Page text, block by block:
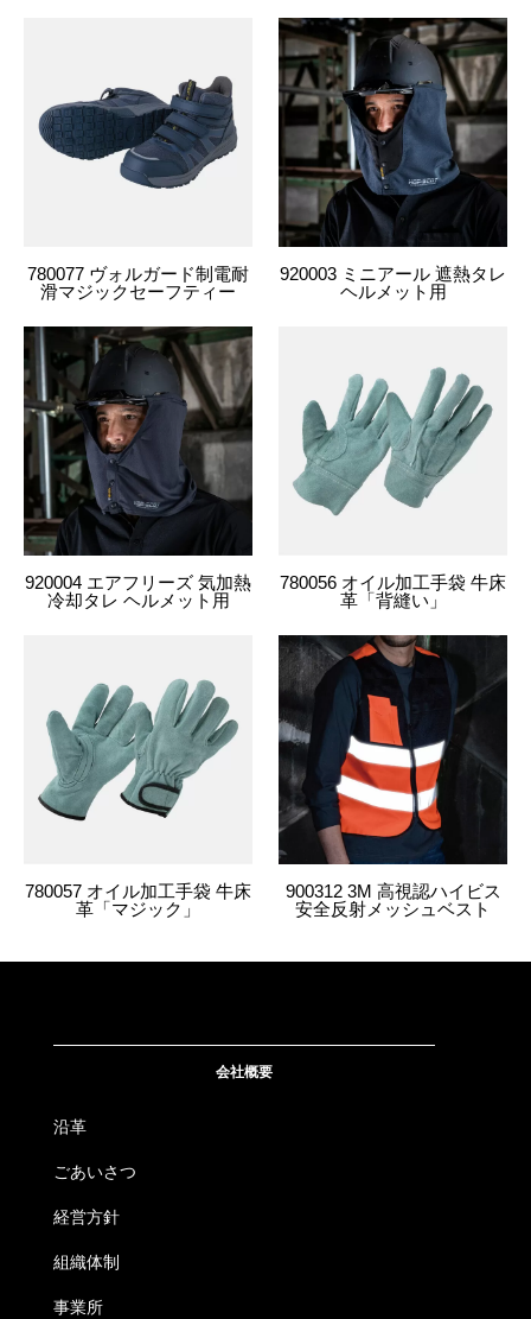
780077 ヴォルガード制電耐
滑マジックセーフティー
920003 ミニアール 遮熱タレ
ヘルメット用
920004 エアフリーズ 気加熱
冷却タレ ヘルメット用
780056 オイル加工手袋 牛床
革「背縫い」
780057 オイル加工手袋 牛床
革「マジック」
900312 3M 高視認ハイビス
安全反射メッシュベスト
会社概要
沿革
ごあいさつ
経営方針
組織体制
事業所